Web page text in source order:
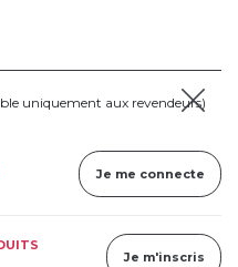
uniquement aux revendeurs)
Je me connecte
Je m'inscris